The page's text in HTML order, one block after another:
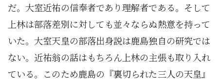
だ。大室近祐の信奉者であり理解者である。そして
上林は部落差別に対しても並々ならぬ熱意を持って
いた。大室天皇の部落出身説は鹿島独自の研究では
ない。近祐翁の話はもちろん上林の主張も取り入れ
ている。このため鹿島の『裏切られた三人の天皇』